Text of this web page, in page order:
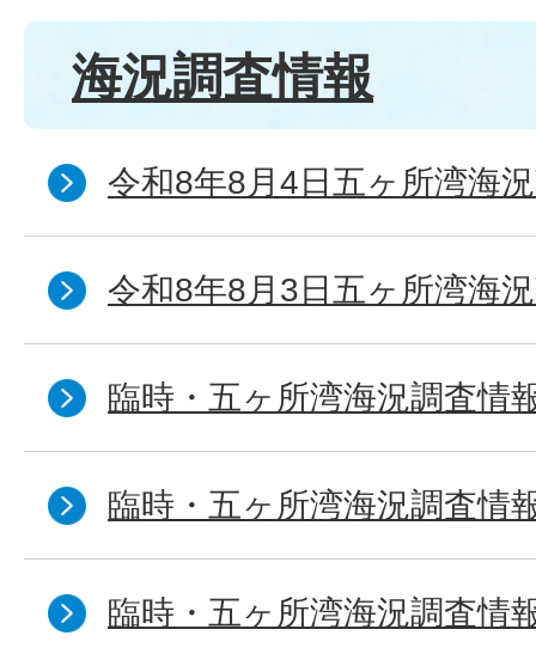
海況調査情報
令和8年8月4日五ヶ所湾海
令和8年8月3日五ヶ所湾海
臨時・五ヶ所湾海況調査情
臨時・五ヶ所湾海況調査情
臨時・五ヶ所湾海況調査情